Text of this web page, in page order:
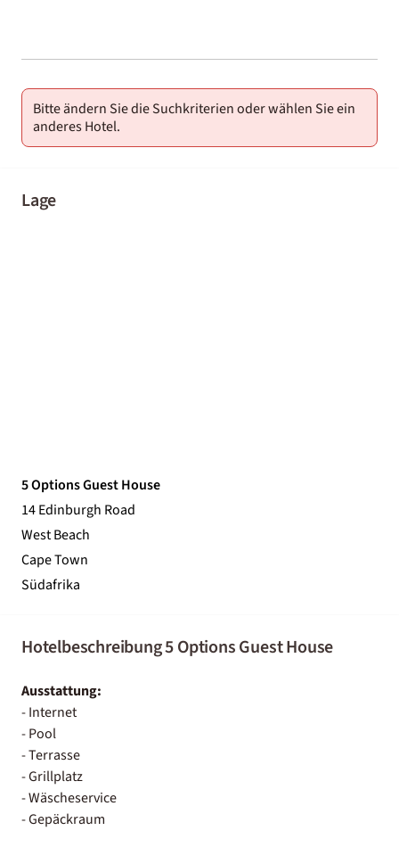
01-02
Bitte ändern Sie die Suchkriterien oder wählen Sie ein
anderes Hotel.
Lage
5 Options Guest House
14 Edinburgh Road
West Beach
Cape Town
Südafrika
Hotelbeschreibung 5 Options Guest House
Ausstattung:
- Internet
- Pool
- Terrasse
- Grillplatz
- Wäscheservice
- Gepäckraum